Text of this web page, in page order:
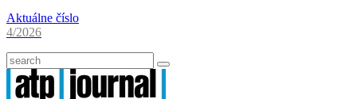
Aktuálne číslo
4/2026